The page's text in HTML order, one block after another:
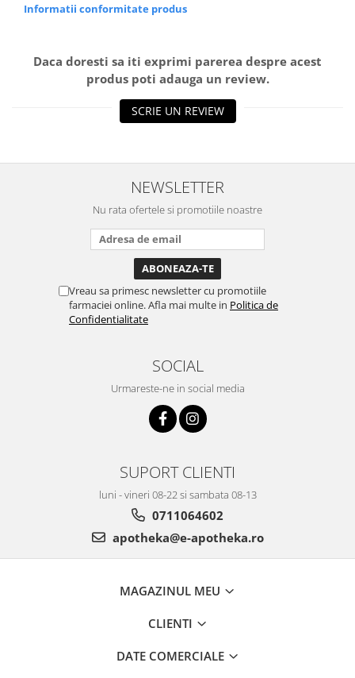
Informatii conformitate produs
Daca doresti sa iti exprimi parerea despre acest
produs poti adauga un review.
SCRIE UN REVIEW
NEWSLETTER
Nu rata ofertele si promotiile noastre
Vreau sa primesc newsletter cu promotiile
farmaciei online. Afla mai multe in Politica de
Confidentialitate
SOCIAL
Urmareste-ne in social media
SUPORT CLIENTI
luni - vineri 08-22 si sambata 08-13
0711064602
apotheka@e-apotheka.ro
MAGAZINUL MEU
CLIENTI
DATE COMERCIALE